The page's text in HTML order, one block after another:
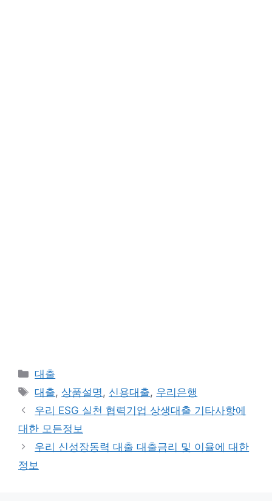
카
테
리
대출
태
그
대출, 상품설명, 신용대출, 우리은행
우리 ESG 실천 협력기업 상생대출 기타사항에
대한 모든정보
우리 신성장동력 대출 대출금리 및 이율에 대한
정보